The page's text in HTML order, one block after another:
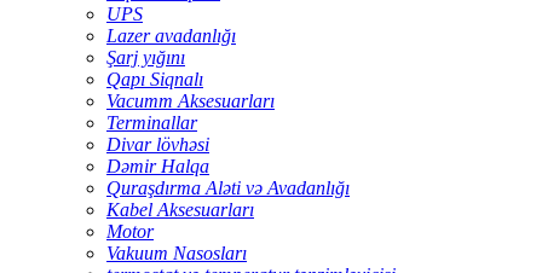
UPS
Lazer avadanlığı
Şarj yığını
Qapı Siqnalı
Vacumm Aksesuarları
Terminallar
Divar lövhəsi
Dəmir Halqa
Quraşdırma Aləti və Avadanlığı
Kabel Aksesuarları
Motor
Vakuum Nasosları